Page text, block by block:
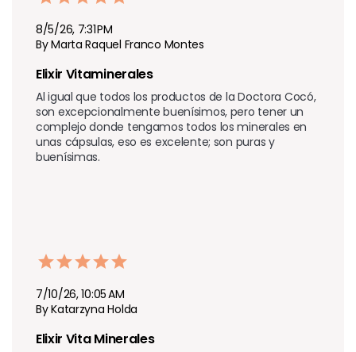
8/5/26, 7:31 PM
By Marta Raquel Franco Montes
Elixir Vitaminerales
Al igual que todos los productos de la Doctora Cocó,
son excepcionalmente buenísimos, pero tener un
complejo donde tengamos todos los minerales en
unas cápsulas, eso es excelente; son puras y
buenísimas.
7/10/26, 10:05 AM
By Katarzyna Holda
Elixir Vita Minerales